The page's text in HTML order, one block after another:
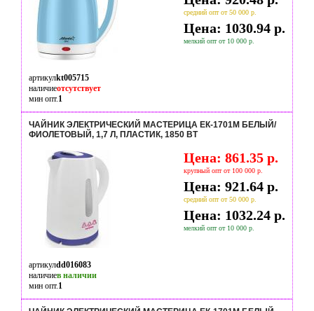
средний опт от 50 000 р.
Цена: 1030.94 р.
мелкий опт от 10 000 р.
артикулkt005715
наличиеотсутствует
мин опт.1
ЧАЙНИК ЭЛЕКТРИЧЕСКИЙ МАСТЕРИЦА ЕК-1701M БЕЛЫЙ/
ФИОЛЕТОВЫЙ, 1,7 Л, ПЛАСТИК, 1850 ВТ
Цена: 861.35 р.
крупный опт от 100 000 р.
Цена: 921.64 р.
средний опт от 50 000 р.
Цена: 1032.24 р.
мелкий опт от 10 000 р.
артикулdd016083
наличиев наличии
мин опт.1